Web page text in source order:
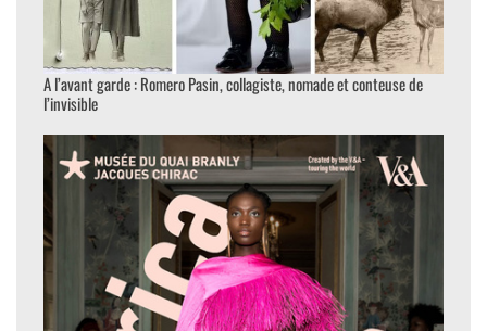
A l’avant garde : Romero Pasin, collagiste, nomade et conteuse de
l’invisible